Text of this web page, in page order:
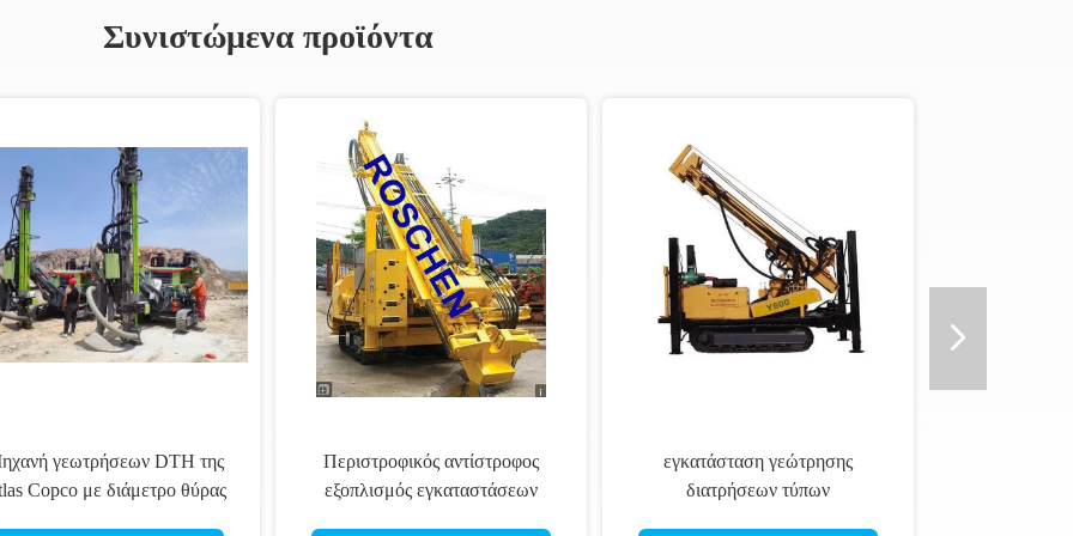
Συνιστώμενα προϊόντα
μηχανή εγκαταστάσεων
γεώτρησης διατρήσεων βαθιά
Η Ζιμπάμπουε άντεξε τη
διάτρυση τρυπών για τη φορητή
φορητή υδραυλική μηχανή
εγκαταστάσεων γεώτρησης